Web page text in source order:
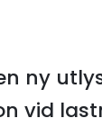
ny
vid